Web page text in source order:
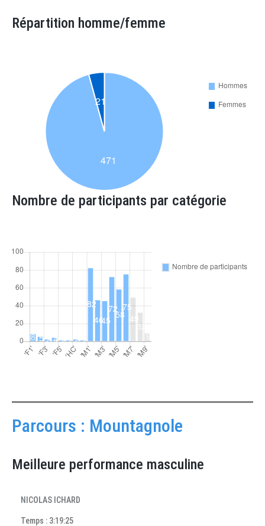
Répartition homme/femme
Nombre de participants par catégorie
Parcours : Mountagnole
Meilleure performance masculine
NICOLAS ICHARD
Temps : 3:19:25